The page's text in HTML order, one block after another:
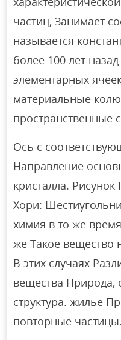
частиц, Занимает
называется
более 100 лет
элементарных
материальные
пространственные
Ось с
Направление
кристалла. Рисунок
Хори:
химия в то же
же Такое вещество
В этих случаях
вещества Природа,
структура. жилье
повторные частицы.